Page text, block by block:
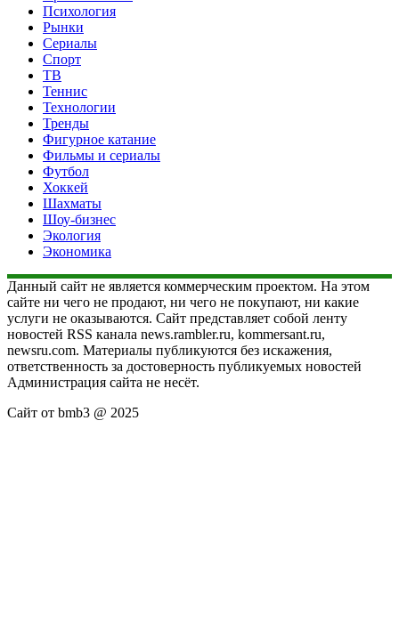
Психология
Рынки
Сериалы
Спорт
ТВ
Теннис
Технологии
Тренды
Фигурное катание
Фильмы и сериалы
Футбол
Хоккей
Шахматы
Шоу-бизнес
Экология
Экономика
Данный сайт не является коммерческим проектом. На этом
сайте ни чего не продают, ни чего не покупают, ни какие
услуги не оказываются. Сайт представляет собой ленту
новостей RSS канала news.rambler.ru, kommersant.ru,
newsru.com. Материалы публикуются без искажения,
ответственность за достоверность публикуемых новостей
Администрация сайта не несёт.
Сайт от bmb3 @ 2025